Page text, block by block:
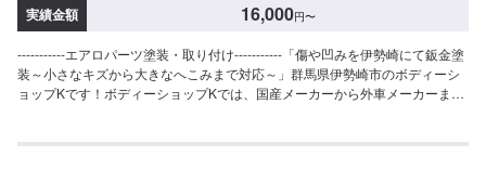
実績金額 16,000円〜
-----------エアロパーツ塗装・取り付け-----------「傷や凹みを伊勢崎にて鈑金塗
装～小さなキズから大きなへこみまで対応～」群馬県伊勢崎市のボディーシ
ョップKです！ボディーショップKでは、国産メーカーから外車メーカーまで
装の色あせや剥げなどお客様の大切な愛車をプロの技でお直しいたします。